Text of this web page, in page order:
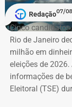
A Polícia Federal
fachada para
combustível ao
pagamentos de
tributo no
algo que nunca
*Com
Redação07/
Cinco candidatos
Rio de Janeiro
milhão em
eleições de
informações de
Eleitoral (TSE)